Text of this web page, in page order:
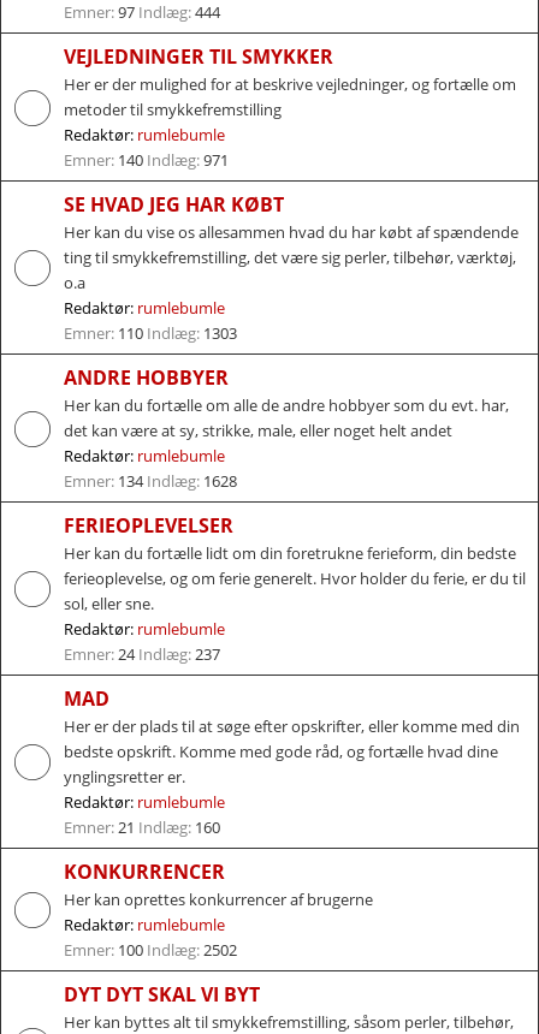
Emner:97 Indlæg:444
VEJLEDNINGER TIL SMYKKER
Her er der mulighed for at beskrive vejledninger, og fortælle om
metoder til smykkefremstilling
Redaktør: rumlebumle
Emner: 140 Indlæg:971
SE HVAD JEG HAR KØBT
Her kan du vise os allesammen hvad du har købt af spændende
ting til smykkefremstilling, det være sig perler, tilbehør, værktøj,
o.a
Redaktør: rumlebumle
Emner: 110 Indlæg: 1303
ANDRE HOBBYER
Her kan du fortælle om alle de andre hobbyer som du evt. har,
det kan være at sy, strikke, male, eller noget helt andet
Redaktør: rumlebumle
Emner: 134Indlæg: 1628
FERIEOPLEVELSER
Her kan du fortælle lidt om din foretrukne ferieform, din bedste
ferieoplevelse, og om ferie generelt. Hvor holder du ferie, er du til
sol, eller sne.
Redaktør: rumlebumle
Emner:24Indlæg:237
MAD
Her er der plads til at søge efter opskrifter, eller komme med din
bedste opskrift. Komme med gode råd, og fortælle hvad dine
ynglingsretter er.
Redaktør: rumlebumle
Emner:21 Indlæg: 160
KONKURRENCER
Her kan oprettes konkurrencer af brugerne
Redaktør: rumlebumle
Emner: 100 Indlæg:2502
DYT DYT SKAL VI BYT
Her kan byttes alt til smykkefremstilling, såsom perler, tilbehør,